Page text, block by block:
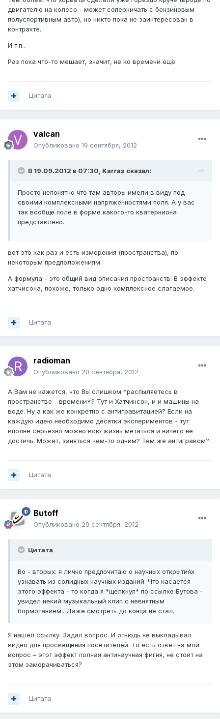
двигателю на колесо - может соперничать с бензиновым
полуспортивным авто), но никто пока не заинтересован в
контракте.
И т.п..
Раз пока что-то мешает, значит, не ко времени ещё.
Цитата
valcan
Опубликовано 19 сентября, 2012
В 19.09.2012 в 07:30, Karras сказал:
Просто непонятно что там авторы имели в виду под
своими комплексными напряженностями поля. А у вас
так вообще поле в форме какого-то кватерниона
представлено.
вот это как раз и есть измерения (пространства), по
некоторым предположениям.
А формула - это общий вид описания пространств. В эффекте
хатчисона, похоже, только одно комплексное слагаемое.
Цитата
radioman
Опубликовано 20 сентября, 2012
А Вам не кажется, что Вы слишком *распыляетесь в
пространстве - времени*? Тут и Хатчинсон, и и машины на
воде. Ну а как же конкретно с антигравитацией? Если на
каждую идею необходимо десятки экспериментов - тут
вполне серьезно можно всю жизнь метаться и ничего не
достичь. Может, заняться чем-то одним? Тем же антигравом?
Цитата
Butoff
Опубликовано 20 сентября, 2012
Цитата
Во - вторых: я лично предпочитаю о научных открытиях
узнавать из солидных научных изданий. Что касается
этого эффекта - то когда я *щелкнул* по ссылке Бутова -
увидел некий музыкальный клип с невнятным
бормотанием.. Даже смотреть до конца не стал.
Я нашел ссылку. Задал вопрос. И отнюдь не выкладывал
видео для просвещения посетителей. То есть ответ на мой
вопрос – этот эффект полная антинаучная фигня, не стоит на
этом заморачиваться?
Цитата